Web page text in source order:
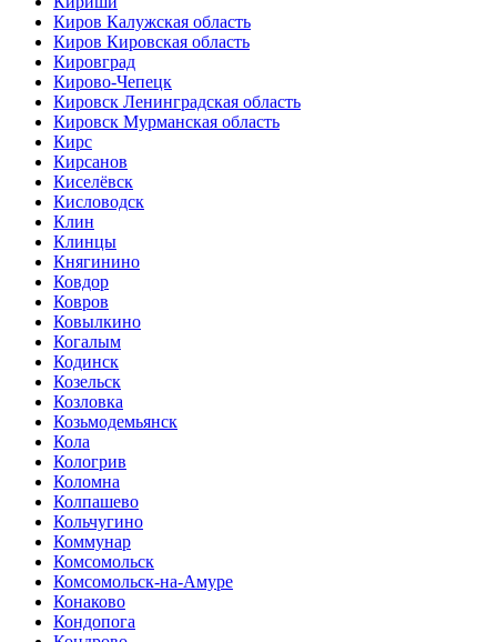
Киров Калужская область
Киров Кировская область
Кировград
Кирово-Чепецк
Кировск Ленинградская область
Кировск Мурманская область
Кирс
Кирсанов
Киселёвск
Кисловодск
Клин
Клинцы
Княгинино
Ковдор
Ковров
Ковылкино
Когалым
Кодинск
Козельск
Козловка
Козьмодемьянск
Кола
Кологрив
Коломна
Колпашево
Кольчугино
Коммунар
Комсомольск
Комсомольск-на-Амуре
Конаково
Кондопога